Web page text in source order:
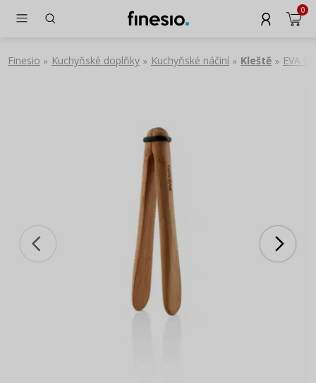
0
Finesio » Kuchyňské doplňky » Kuchyňské náčiní » Kleště » EVA